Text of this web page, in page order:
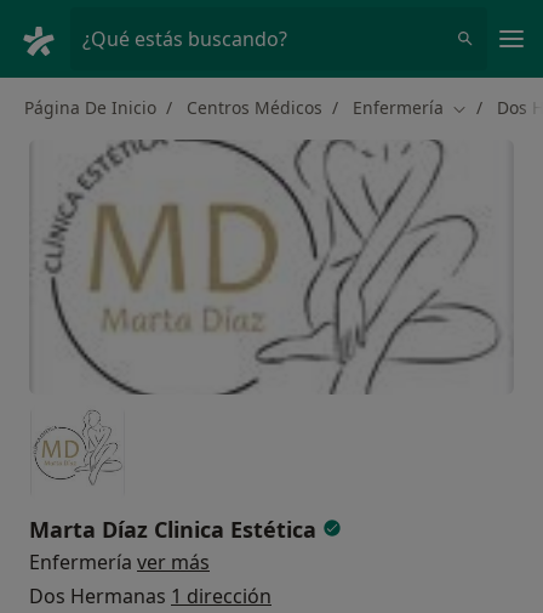
¿Qué estás buscando?
Página De Inicio Centros Médicos Enfermería Cambiar
Dos
Marta Díaz Clinica Estética
Enfermería ver más
Dos Hermanas 1 dirección